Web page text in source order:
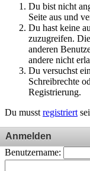
Du bist nicht
Seite aus und
Du hast keine
zuzugreifen.
anderen
andere nicht
Du versuchst
Schreibrechte
Registrierung.
Du musst registriert
Anmelden
Benutzername: